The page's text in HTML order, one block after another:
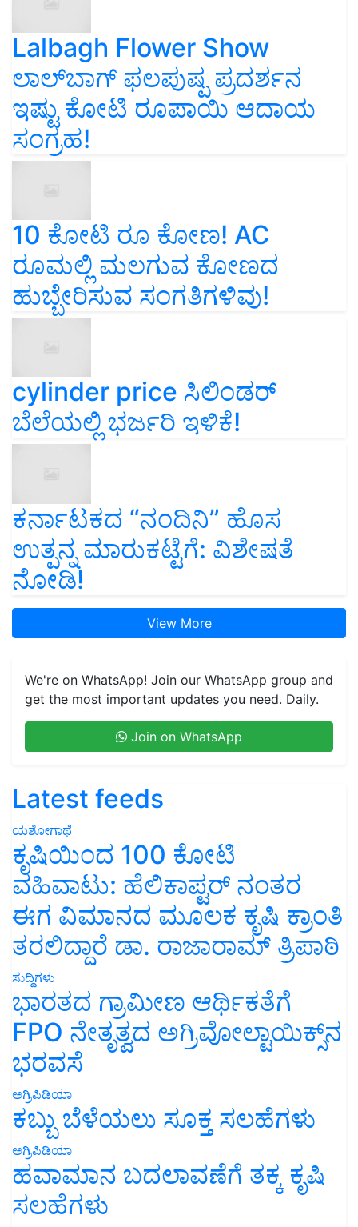
Lalbagh Flower Show
ಲಾಲ್‌ಬಾಗ್ ಫಲಪುಷ್ಪ ಪ್ರದರ್ಶನ
ಇಷ್ಟು ಕೋಟಿ ರೂಪಾಯಿ ಆದಾಯ
ಸಂಗ್ರಹ!
10 ಕೋಟಿ ರೂ ಕೋಣ! AC
ರೂಮಲ್ಲಿ ಮಲಗುವ ಕೋಣದ
ಹುಬ್ಬೇರಿಸುವ ಸಂಗತಿಗಳಿವು!
cylinder price ಸಿಲಿಂಡರ್‌
ಬೆಲೆಯಲ್ಲಿ ಭರ್ಜರಿ ಇಳಿಕೆ!
ಕರ್ನಾಟಕದ “ನಂದಿನಿ” ಹೊಸ
ಉತ್ಪನ್ನ ಮಾರುಕಟ್ಟೆಗೆ: ವಿಶೇಷತೆ
ನೋಡಿ!
View More
We're on WhatsApp! Join our WhatsApp group and
get the most important updates you need. Daily.
Join on WhatsApp
Latest feeds
ಯಶೋಗಾಥೆ
ಕೃಷಿಯಿಂದ 100 ಕೋಟಿ
ವಹಿವಾಟು: ಹೆಲಿಕಾಪ್ಟರ್ ನಂತರ
ಈಗ ವಿಮಾನದ ಮೂಲಕ ಕೃಷಿ ಕ್ರಾಂತಿ
ತರಲಿದ್ದಾರೆ ಡಾ. ರಾಜಾರಾಮ್ ತ್ರಿಪಾಠಿ
ಸುದ್ದಿಗಳು
ಭಾರತದ ಗ್ರಾಮೀಣ ಆರ್ಥಿಕತೆಗೆ
FPO ನೇತೃತ್ವದ ಅಗ್ರಿವೋಲ್ಟಾಯಿಕ್ಸ್‌ನ
ಭರವಸೆ
ಅಗ್ರಿಪಿಡಿಯಾ
ಕಬ್ಬು ಬೆಳೆಯಲು ಸೂಕ್ತ ಸಲಹೆಗಳು
ಅಗ್ರಿಪಿಡಿಯಾ
ಹವಾಮಾನ ಬದಲಾವಣೆಗೆ ತಕ್ಕ ಕೃಷಿ
ಸಲಹೆಗಳು